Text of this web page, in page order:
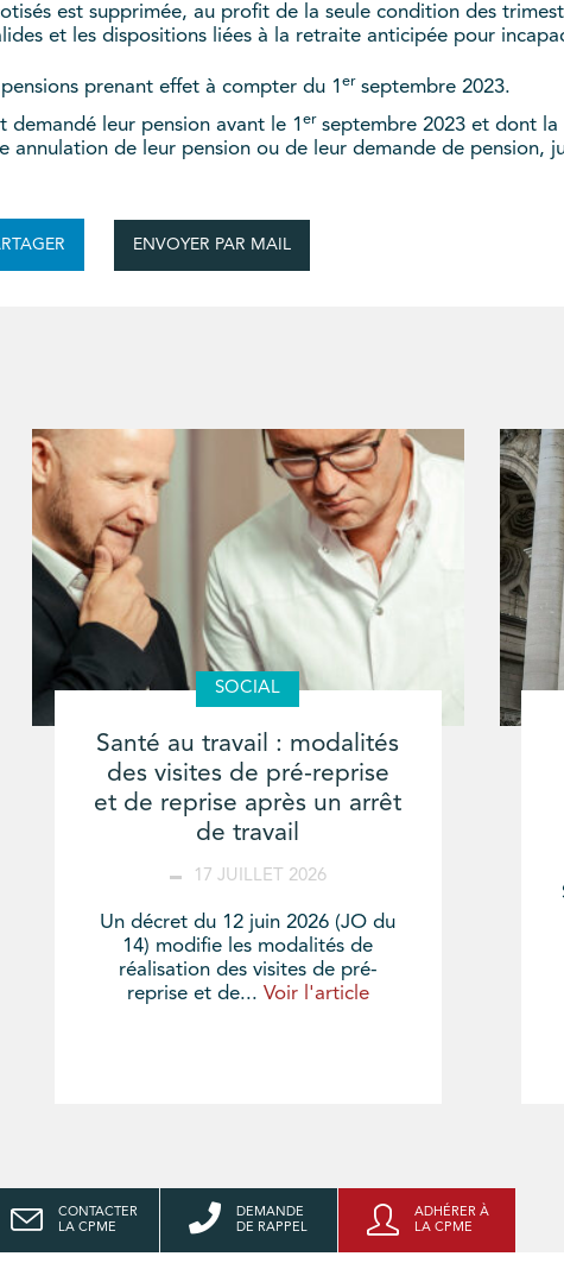
est supprimée, au profit de la seule condition des
et les dispositions liées à la retraite anticipée pour
prenant effet à compter du 1 er septembre 2023.
demandé leur pension avant le 1 er septembre 2023 et dont
annulation de leur pension ou de leur demande de pension,
ENVOYER PAR MAIL
SOCIAL
Santé au travail : modalités
des visites de pré-reprise
et de reprise après un arrêt
de travail
17 JUILLET 2026
Un décret du 12 juin 2026 (JO du
14) modifie les modalités de
réalisation des visites de pré-
reprise et de... Voir l'article
CONTACTER
LA CPME
DEMANDE
DE RAPPEL
ADHÉRER À
LA CPME